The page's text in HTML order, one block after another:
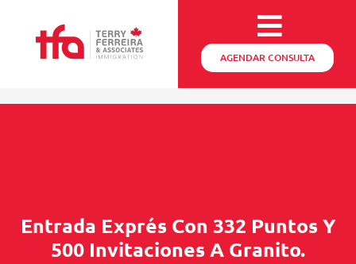
AGENDAR CONSULTA
Entrada Exprés Con 332 Puntos Y
500 Invitaciones A Granito.